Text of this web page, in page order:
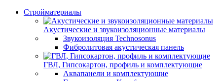
Стройматериалы
Акустические и звукоизоляционные материалы
Звукоизоляция Technosonus
Фибролитовая акустическая панель
ГВЛ, Гипсокартон, профиль и комплектующие
Аквапанели и комплектующие